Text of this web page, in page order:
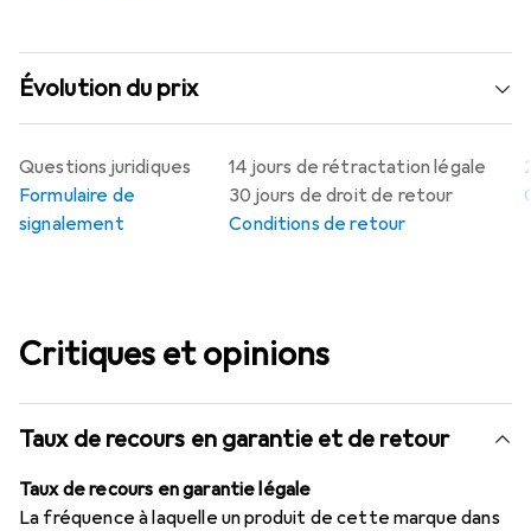
Évolution du prix
14 jours de rétractation légale
30 jours de droit de retour
Conditions de retour
Questions juridiques
Formulaire de
signalement
Critiques et opinions
Taux de recours en garantie et de retour
Taux de recours en garantie légale
La fréquence à laquelle un produit de cette marque dans